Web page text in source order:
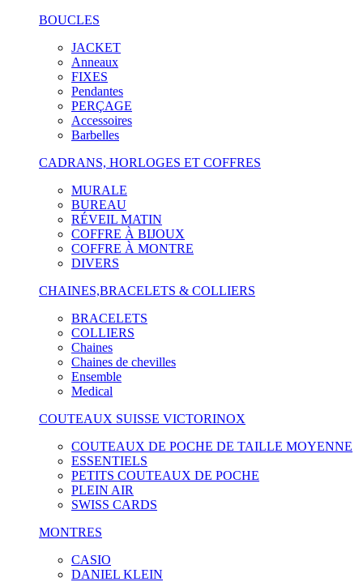
BOUCLES
JACKET
Anneaux
FIXES
Pendantes
PERÇAGE
Accessoires
Barbelles
CADRANS, HORLOGES ET COFFRES
MURALE
BUREAU
RÉVEIL MATIN
COFFRE À BIJOUX
COFFRE À MONTRE
DIVERS
CHAINES,BRACELETS & COLLIERS
BRACELETS
COLLIERS
Chaines
Chaines de chevilles
Ensemble
Medical
COUTEAUX SUISSE VICTORINOX
COUTEAUX DE POCHE DE TAILLE MOYENNE
ESSENTIELS
PETITS COUTEAUX DE POCHE
PLEIN AIR
SWISS CARDS
MONTRES
CASIO
DANIEL KLEIN